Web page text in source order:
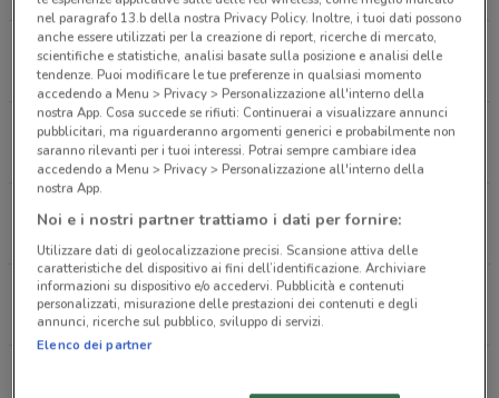
Via Degli Ammiragli, 36 Roma
3.2 km
CHIUSO
Via Gadames, 25 Roma
5.3 km
CHIUSO
Via Francesco Grimaldi, 43 Roma
Via Tiburtina, 584 Roma
7.8 km
CHIUSO
nel paragrafo 13.b della nostra Privacy Policy. Inoltre, i tuoi dati possono
anche essere utilizzati per la creazione di report, ricerche di mercato,
scientifiche e statistiche, analisi basate sulla posizione e analisi delle
tendenze. Puoi modificare le tue preferenze in qualsiasi momento
accedendo a Menu > Privacy > Personalizzazione all'interno della
nostra App. Cosa succede se rifiuti: Continuerai a visualizzare annunci
pubblicitari, ma riguarderanno argomenti generici e probabilmente non
saranno rilevanti per i tuoi interessi. Potrai sempre cambiare idea
accedendo a Menu > Privacy > Personalizzazione all'interno della
nostra App.
Noi e i nostri partner trattiamo i dati per fornire:
Utilizzare dati di geolocalizzazione precisi. Scansione attiva delle
caratteristiche del dispositivo ai fini dell’identificazione. Archiviare
informazioni su dispositivo e/o accedervi. Pubblicità e contenuti
personalizzati, misurazione delle prestazioni dei contenuti e degli
annunci, ricerche sul pubblico, sviluppo di servizi.
Elenco dei partner